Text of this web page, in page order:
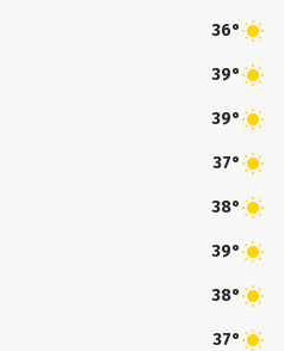
36°
39°
39°
37°
38°
39°
38°
37°